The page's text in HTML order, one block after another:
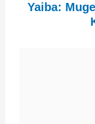
Yaiba: